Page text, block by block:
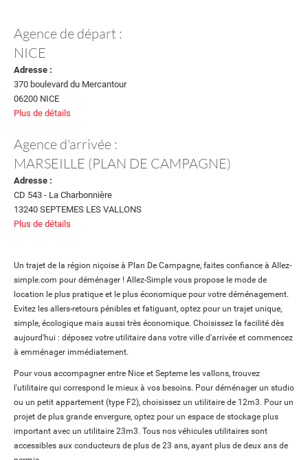
Agence de départ :
NICE
Adresse :
370 boulevard du Mercantour
06200 NICE
Plus de détails
Agence d'arrivée :
MARSEILLE (PLAN DE CAMPAGNE)
Adresse :
CD 543 - La Charbonnière
13240 SEPTEMES LES VALLONS
Plus de détails
Un trajet de la région niçoise à Plan De Campagne, faites confiance à Allez-
simple.com pour déménager ! Allez-Simple vous propose le mode de
location le plus pratique et le plus économique pour votre déménagement.
Evitez les allers-retours pénibles et fatiguant, optez pour un trajet unique,
simple, écologique mais aussi très économique. Choisissez la facilité dès
aujourd'hui : déposez votre utilitaire dans votre ville d'arrivée et commencez
à emménager immédiatement.
Pour vous accompagner entre Nice et Septeme les vallons, trouvez
l'utilitaire qui correspond le mieux à vos besoins. Pour déménager un studio
ou un petit appartement (type F2), choisissez un utilitaire de 12m3. Pour un
projet de plus grande envergure, optez pour un espace de stockage plus
important avec un utilitaire 23m3. Tous nos véhicules utilitaires sont
accessibles aux conducteurs de plus de 23 ans, ayant plus de deux ans de